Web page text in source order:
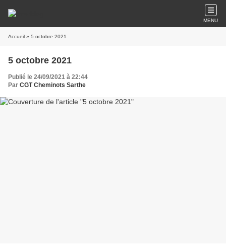
MENU
Accueil » 5 octobre 2021
5 octobre 2021
Publié le 24/09/2021 à 22:44
Par CGT Cheminots Sarthe